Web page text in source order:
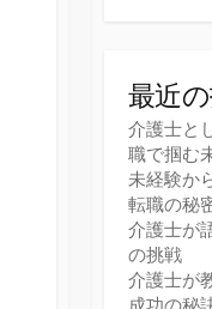
最近
介護士と
職で掴む
未経験か
転職の秘
介護士が
の挑戦
介護士が